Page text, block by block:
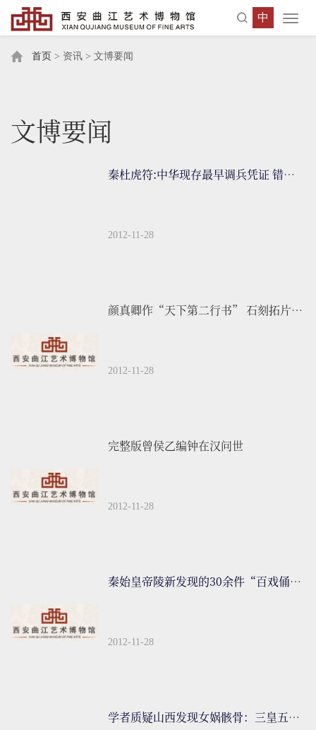
中
首页 > 资讯 > 文博要闻
文博要闻
秦杜虎符:中华现存最早调兵凭证 错金字精致(图)
2012-11-28
颜真卿作“天下第二行书” 石刻拓片身世离奇
2012-11-28
完整版曾侯乙编钟在汉问世
2012-11-28
秦始皇帝陵新发现的30余件“百戏俑”清理完毕
2012-11-28
学者质疑山西发现女娲骸骨：三皇五帝只是传说